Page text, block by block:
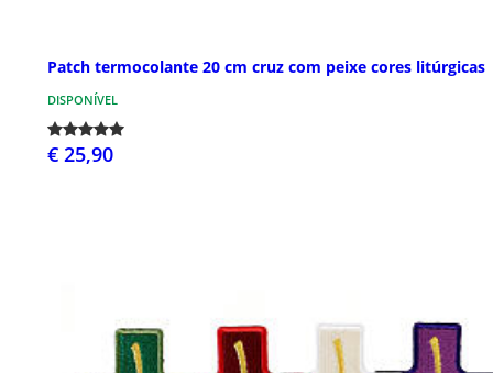
Patch termocolante 20 cm cruz com peixe cores litúrgicas
DISPONÍVEL
€ 25,90